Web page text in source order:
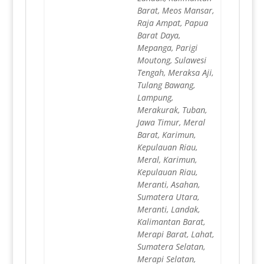
Barat, Meos Mansar,
Raja Ampat, Papua
Barat Daya,
Mepanga, Parigi
Moutong, Sulawesi
Tengah, Meraksa Aji,
Tulang Bawang,
Lampung,
Merakurak, Tuban,
Jawa Timur, Meral
Barat, Karimun,
Kepulauan Riau,
Meral, Karimun,
Kepulauan Riau,
Meranti, Asahan,
Sumatera Utara,
Meranti, Landak,
Kalimantan Barat,
Merapi Barat, Lahat,
Sumatera Selatan,
Merapi Selatan,